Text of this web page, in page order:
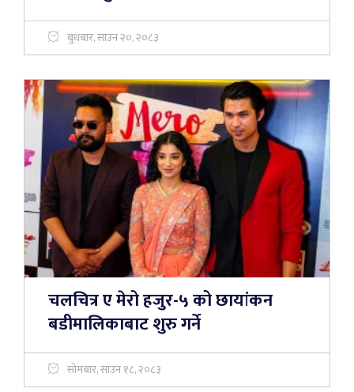
बुधबार, साउन २०, २०८३
चलचित्र ए मेरो हजुर-५ को छायांकन
बडीमालिकाबाट शुरु गर्ने
सोमबार, साउन १८, २०८३